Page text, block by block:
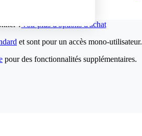
?Voir plus d'options d'achat
et sont pour un accès mono-utilisateur.
pour des fonctionnalités supplémentaires.